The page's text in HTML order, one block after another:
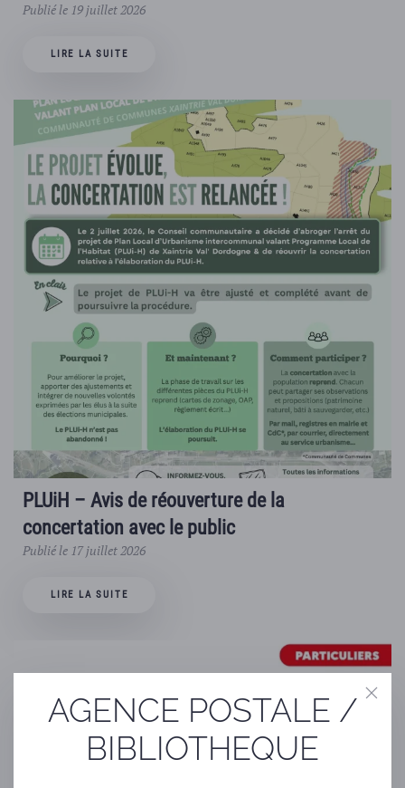
Publié le 19 juillet 2026
LIRE LA SUITE
PLUiH – Avis de réouverture de la
concertation avec le public
Publié le 17 juillet 2026
LIRE LA SUITE
AGENCE POSTALE /
BIBLIOTHEQUE